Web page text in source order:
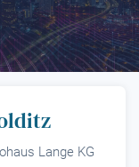
Lange KG